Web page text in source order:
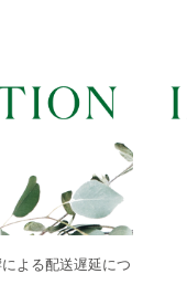
よる配送遅延につ